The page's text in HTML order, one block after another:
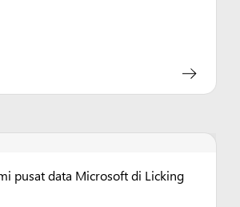
pusat data Microsoft di Licking